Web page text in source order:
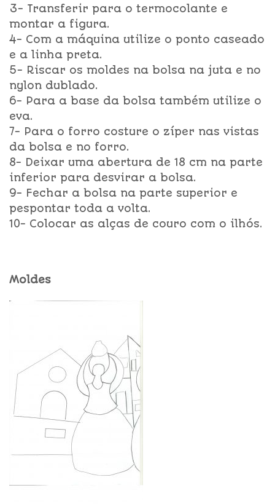
3- Transferir para o termocolante e
montar a figura.
4- Com a máquina utilize o ponto caseado
e a linha preta.
5- Riscar os moldes na bolsa na juta e no
nylon dublado.
6- Para a base da bolsa também utilize o
eva.
7- Para o forro costure o zíper nas vistas
da bolsa e no forro.
8- Deixar uma abertura de 18 cm na parte
inferior para desvirar a bolsa.
9- Fechar a bolsa na parte superior e
pespontar toda a volta.
10- Colocar as alças de couro com o ilhós.
Moldes